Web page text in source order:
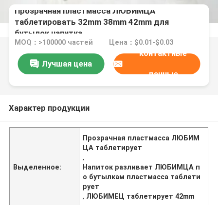
Прозрачная пластмасса ЛЮБИМЦА
таблетировать 32mm 38mm 42mm для
бутылок напитка
MOQ：>100000 частей Цена：$0.01-$0.03
Лучшая цена
контактные
данные
Характер продукции
Выделенное:
Прозрачная пластмасса ЛЮБИМ
ЦА таблетирует
,
Напиток разливает ЛЮБИМЦА п
о бутылкам пластмасса таблети
рует
, ЛЮБИМЕЦ таблетирует 42mm